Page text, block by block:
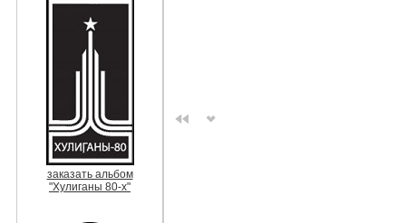
заказать альбом
"Хулиганы 80-х"